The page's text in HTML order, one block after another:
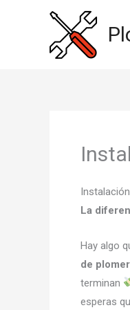
La
Hay algo
de
terminan
esperas